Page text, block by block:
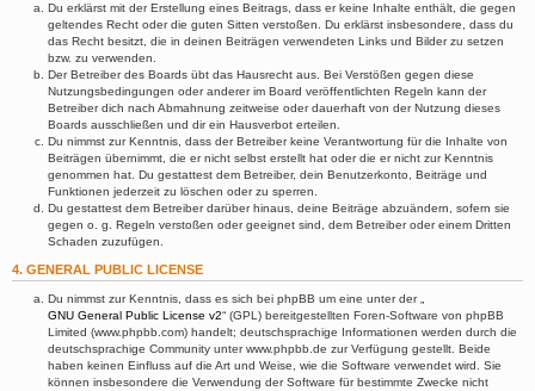
Du erklärst mit der Erstellung eines Beitrags, dass er keine Inhalte enthält, die gegen
geltendes Recht oder die guten Sitten verstoßen. Du erklärst insbesondere, dass du
das Recht besitzt, die in deinen Beiträgen verwendeten Links und Bilder zu setzen
bzw. zu verwenden.
Der Betreiber des Boards übt das Hausrecht aus. Bei Verstößen gegen diese
Nutzungsbedingungen oder anderer im Board veröffentlichten Regeln kann der
Betreiber dich nach Abmahnung zeitweise oder dauerhaft von der Nutzung dieses
Boards ausschließen und dir ein Hausverbot erteilen.
Du nimmst zur Kenntnis, dass der Betreiber keine Verantwortung für die Inhalte von
Beiträgen übernimmt, die er nicht selbst erstellt hat oder die er nicht zur Kenntnis
genommen hat. Du gestattest dem Betreiber, dein Benutzerkonto, Beiträge und
Funktionen jederzeit zu löschen oder zu sperren.
Du gestattest dem Betreiber darüber hinaus, deine Beiträge abzuändern, sofern sie
gegen o. g. Regeln verstoßen oder geeignet sind, dem Betreiber oder einem Dritten
Schaden zuzufügen.
4. GENERAL PUBLIC LICENSE
Du nimmst zur Kenntnis, dass es sich bei phpBB um eine unter der „
GNU General Public License v2“ (GPL) bereitgestellten Foren-Software von phpBB
Limited (www.phpbb.com) handelt; deutschsprachige Informationen werden durch die
deutschsprachige Community unter www.phpbb.de zur Verfügung gestellt. Beide
haben keinen Einfluss auf die Art und Weise, wie die Software verwendet wird. Sie
können insbesondere die Verwendung der Software für bestimmte Zwecke nicht